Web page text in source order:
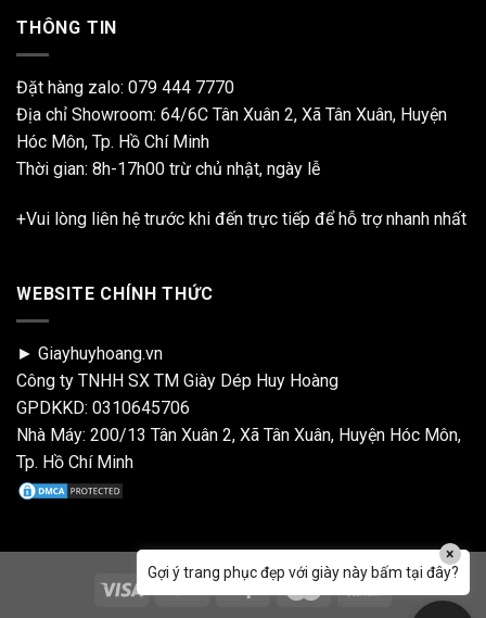
THÔNG TIN
Đặt hàng zalo: 079 444 7770
Địa chỉ Showroom: 64/6C Tân Xuân 2, Xã Tân Xuân, Huyện
Hóc Môn, Tp. Hồ Chí Minh
Thời gian: 8h-17h00 trừ chủ nhật, ngày lễ
+Vui lòng liên hệ trước khi đến trực tiếp để hỗ trợ nhanh nhất
WEBSITE CHÍNH THỨC
► Giayhuyhoang.vn
Công ty TNHH SX TM Giày Dép Huy Hoàng
GPDKKD: 0310645706
Nhà Máy: 200/13 Tân Xuân 2, Xã Tân Xuân, Huyện Hóc Môn,
Tp. Hồ Chí Minh
Gợi ý trang phục đẹp với giày này bấm tại đây?
×